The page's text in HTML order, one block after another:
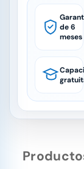
de 6
meses